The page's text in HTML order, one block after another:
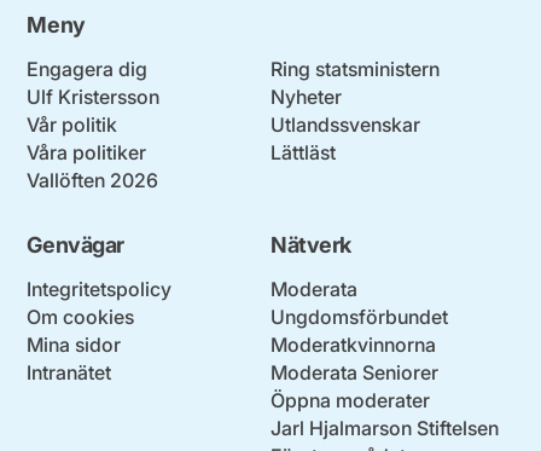
Meny
Engagera dig
Ulf Kristersson
Vår politik
Våra politiker
Vallöften 2026
Ring statsministern
Nyheter
Utlandssvenskar
Lättläst
Genvägar
Integritetspolicy
Om cookies
Mina sidor
Intranätet
Nätverk
Moderata
Ungdomsförbundet
Moderatkvinnorna
Moderata Seniorer
Öppna moderater
Jarl Hjalmarson Stiftelsen